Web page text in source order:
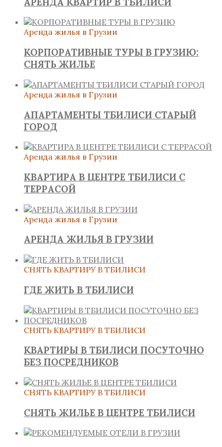
Аренда жилья в Грузии
КОРПОРАТИВНЫЕ ТУРЫ В ГРУЗИЮ:
СНЯТЬ ЖИЛЬЕ
Аренда жилья в Грузии
АПАРТАМЕНТЫ ТБИЛИСИ СТАРЫЙ
ГОРОД
Аренда жилья в Грузии
КВАРТИРА В ЦЕНТРЕ ТБИЛИСИ С
ТЕРРАСОЙ
Аренда жилья в Грузии
АРЕНДА ЖИЛЬЯ В ГРУЗИИ
СНЯТЬ КВАРТИРУ В ТБИЛИСИ
ГДЕ ЖИТЬ В ТБИЛИСИ
СНЯТЬ КВАРТИРУ В ТБИЛИСИ
КВАРТИРЫ В ТБИЛИСИ ПОСУТОЧНО
БЕЗ ПОСРЕДНИКОВ
СНЯТЬ КВАРТИРУ В ТБИЛИСИ
СНЯТЬ ЖИЛЬЕ В ЦЕНТРЕ ТБИЛИСИ